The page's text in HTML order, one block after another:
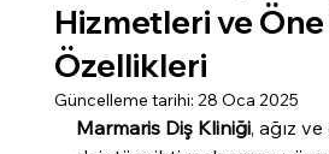
Hizmetleri ve Öne
Özellikleri
Güncelleme tarihi: 28 Oca 2025
Marmaris Diş Kliniği, ağız ve